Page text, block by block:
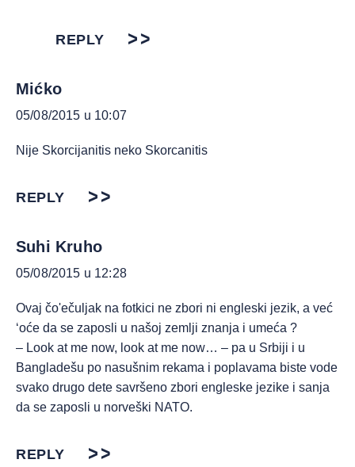
REPLY
Mićko
05/08/2015 u 10:07
Nije Skorcijanitis neko Skorcanitis
REPLY
Suhi Kruho
05/08/2015 u 12:28
Ovaj čo'ečuljak na fotkici ne zbori ni engleski jezik, a već
‘oće da se zaposli u našoj zemlji znanja i umeća ?
– Look at me now, look at me now… – pa u Srbiji i u
Bangladešu po nasušnim rekama i poplavama biste vode
svako drugo dete savršeno zbori engleske jezike i sanja
da se zaposli u norveški NATO.
REPLY